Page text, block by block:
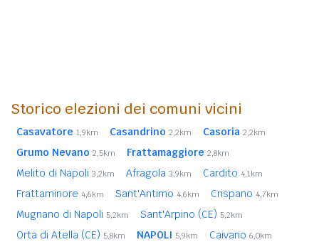
Storico elezioni dei comuni vicini
Casavatore 1,9km Casandrino 2,2km Casoria 2,2km
Grumo Nevano 2,5km Frattamaggiore 2,8km
Melito di Napoli 3,2km Afragola 3,9km Cardito 4,1km
Frattaminore 4,6km Sant'Antimo 4,6km Crispano 4,7km
Mugnano di Napoli 5,2km Sant'Arpino (CE) 5,2km
Orta di Atella (CE) 5,8km NAPOLI 5,9km Caivano 6,0km